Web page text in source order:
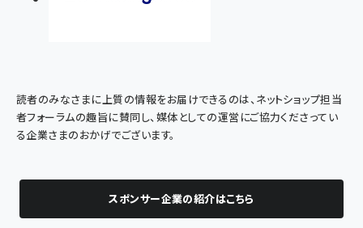
読者のみなさまに上質の情報をお届けできるのは、ネットショップ担当
者フォーラムの趣旨に賛同し、媒体としての運営にご協力くださってい
る企業さまのおかげでございます。
スポンサー企業の紹介はこちら